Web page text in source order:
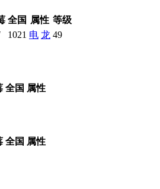
全国 属性 等级
1021 电 龙 49
全国 属性
全国 属性